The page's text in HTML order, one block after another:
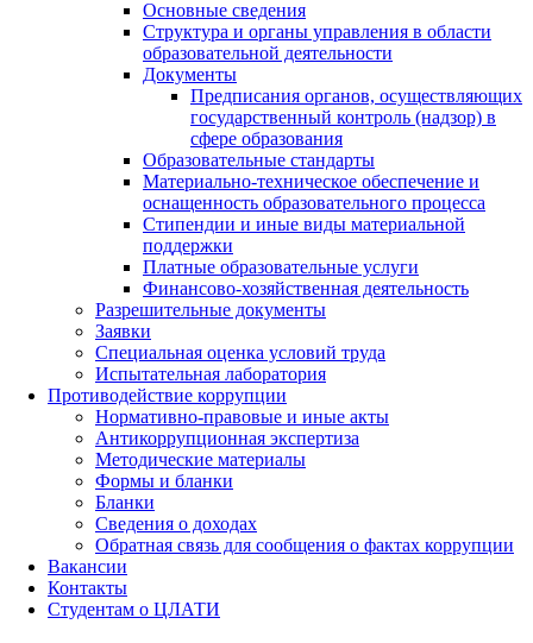
Основные сведения
Структура и органы управления в области
образовательной деятельности
Документы
Предписания органов, осуществляющих
государственный контроль (надзор) в
сфере образования
Образовательные стандарты
Материально-техническое обеспечение и
оснащенность образовательного процесса
Стипендии и иные виды материальной
поддержки
Платные образовательные услуги
Финансово-хозяйственная деятельность
Разрешительные документы
Заявки
Специальная оценка условий труда
Испытательная лаборатория
Противодействие коррупции
Нормативно-правовые и иные акты
Антикоррупционная экспертиза
Методические материалы
Формы и бланки
Бланки
Сведения о доходах
Обратная связь для сообщения о фактах коррупции
Вакансии
Контакты
Студентам о ЦЛАТИ